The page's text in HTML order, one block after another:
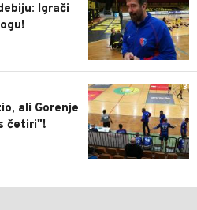
Igrači
3
ali Gorenje
četiri"!